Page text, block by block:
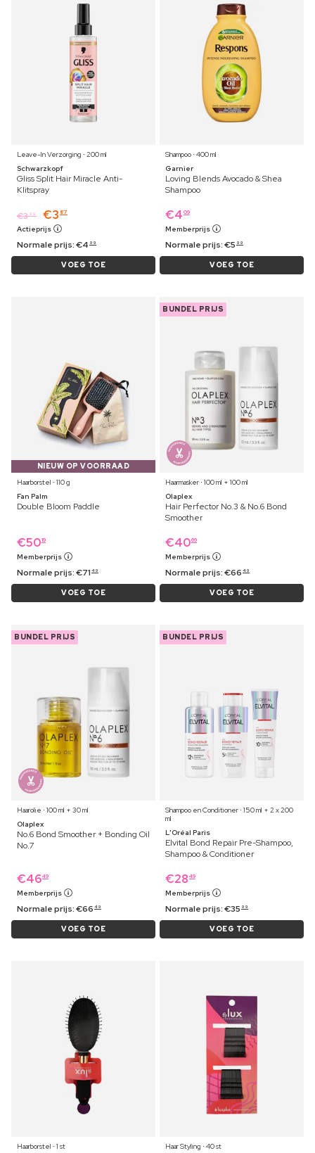
Leave-In Verzorging ⋅ 200 ml
Schwarzkopf
Gliss Split Hair Miracle Anti-
Klitspray
€3 99 €3 87
Actieprijs
Normale prijs:€4 99
VOEG TOE
Shampoo ⋅ 400 ml
Garnier
Loving Blends Avocado & Shea
Shampoo
€4 09
Memberprijs
Normale prijs:€5 99
VOEG TOE
NIEUW OP VOORRAAD
Haarborstel ⋅ 110 g
Fan Palm
Double Bloom Paddle
€5019
Memberprijs
Normale prijs:€71 49
VOEG TOE
BUNDEL PRIJS
Haarmasker ⋅ 100 ml + 100 ml
Olaplex
Hair Perfector No.3 & No.6 Bond
Smoother
€4069
Memberprijs
Normale prijs:€66 49
VOEG TOE
BUNDEL PRIJS
Haarolie ⋅ 100 ml + 30 ml
Olaplex
No.6 Bond Smoother + Bonding Oil
No.7
€4649
Memberprijs
Normale prijs:€66 49
VOEG TOE
BUNDEL PRIJS
Shampoo en Conditioner ⋅ 150 ml + 2 x 200
ml
L'Oréal Paris
Elvital Bond Repair Pre-Shampoo,
Shampoo & Conditioner
€28 49
Memberprijs
Normale prijs:€35 99
VOEG TOE
Haarborstel ⋅ 1 st
Haar Styling ⋅ 40 st